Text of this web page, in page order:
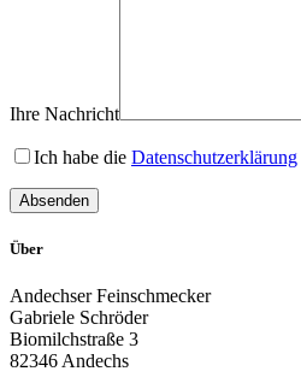
Ihre Nachricht
Ich habe die Datenschutzerklärung
Über
Andechser Feinschmecker
Gabriele Schröder
Biomilchstraße 3
82346 Andechs